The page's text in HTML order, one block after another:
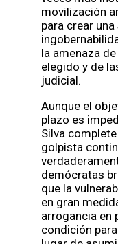
movilización
para crear
la amenaza
elegido y de
judicial.
Aunque el
plazo es
Silva
golpista
demócratas
que la
en gran
arrogancia en
condición